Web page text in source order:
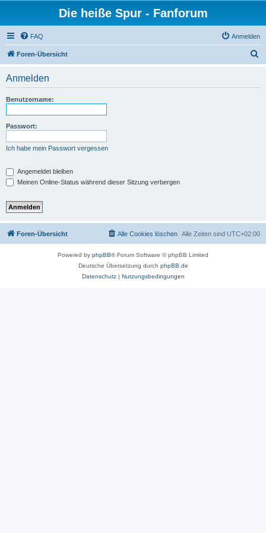
Die heiße Spur - Fanforum
FAQ Anmelden
Foren-Übersicht
Anmelden
Benutzername:
Passwort:
Ich habe mein Passwort vergessen
Angemeldet bleiben
Meinen Online-Status während dieser Sitzung verbergen
Foren-Übersicht Alle Zeiten sind UTC+02:00
Alle Cookies löschen
Powered by phpBB® Forum Software © phpBB Limited
Deutsche Übersetzung durch phpBB.de
Datenschutz| Nutzungsbedingungen